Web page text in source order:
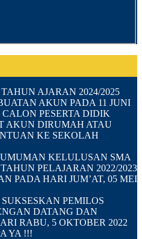
TAHUN AJARAN 2024/2025
AKUN PADA 11 JUNI
PESERTA DIDIK
AKUN DIRUMAH ATAU
KE SEKOLAH
KELULUSAN SMA
PELAJARAN 2022/2023
PADA HARI JUM’AT, 05 MEI
PEMILOS
DATANG DAN
RABU, 5 OKTOBER 2022
YA !!!